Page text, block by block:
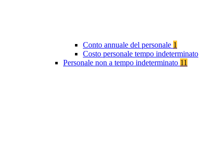
Conto annuale del personale 1
Costo personale tempo indeterminato
Personale non a tempo indeterminato 11